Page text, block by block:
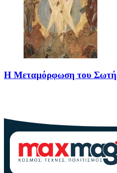
Η Μεταμόρφωση του